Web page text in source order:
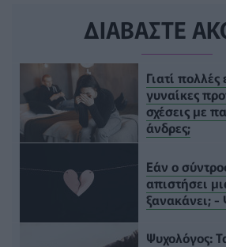
ΔΙΑΒΑΣΤΕ
Γιατί πολλές
γυναίκες
σχέσεις με
άνδρες;
Εάν ο
απιστήσει
ξανακάνει;
Ψυχολόγος: